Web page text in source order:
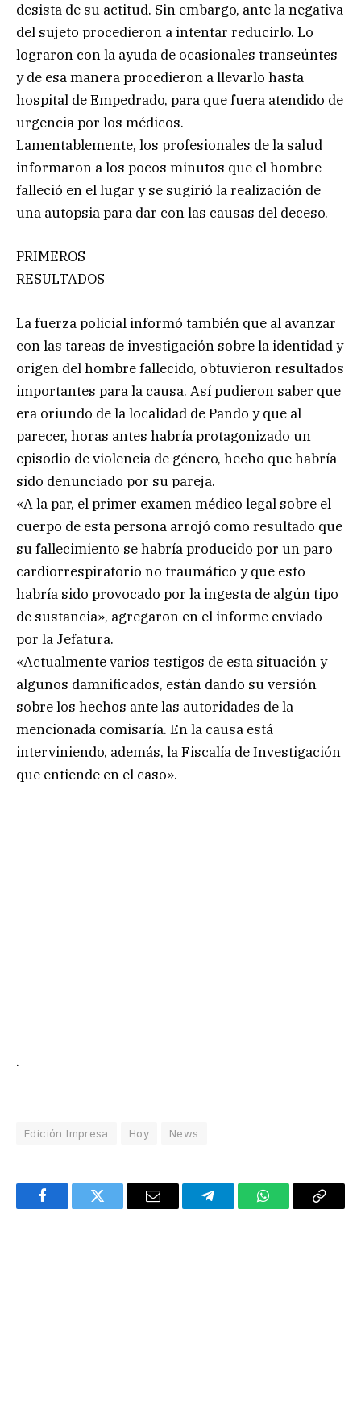
desista de su actitud. Sin embargo, ante la negativa
del sujeto procedieron a intentar reducirlo. Lo
lograron con la ayuda de ocasionales transeúntes
y de esa manera procedieron a llevarlo hasta
hospital de Empedrado, para que fuera atendido de
urgencia por los médicos.
Lamentablemente, los profesionales de la salud
informaron a los pocos minutos que el hombre
falleció en el lugar y se sugirió la realización de
una autopsia para dar con las causas del deceso.
PRIMEROS
RESULTADOS
La fuerza policial informó también que al avanzar
con las tareas de investigación sobre la identidad y
origen del hombre fallecido, obtuvieron resultados
importantes para la causa. Así pudieron saber que
era oriundo de la localidad de Pando y que al
parecer, horas antes habría protagonizado un
episodio de violencia de género, hecho que habría
sido denunciado por su pareja.
«A la par, el primer examen médico legal sobre el
cuerpo de esta persona arrojó como resultado que
su fallecimiento se habría producido por un paro
cardiorrespiratorio no traumático y que esto
habría sido provocado por la ingesta de algún tipo
de sustancia», agregaron en el informe enviado
por la Jefatura.
«Actualmente varios testigos de esta situación y
algunos damnificados, están dando su versión
sobre los hechos ante las autoridades de la
mencionada comisaría. En la causa está
interviniendo, además, la Fiscalía de Investigación
que entiende en el caso».
.
Edición Impresa Hoy News
FacebookTwitter Email TelegramWhatsAppCopy